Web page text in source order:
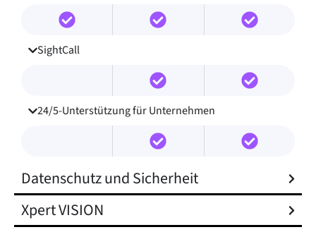
SightCall
24/5-Unterstützung für Unternehmen
Datenschutz und Sicherheit
Xpert VISION